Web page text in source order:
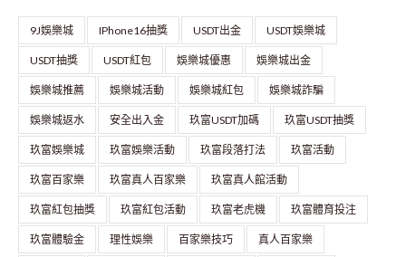
9J娛樂城 IPhone16抽獎 USDT出金 USDT娛樂城
USDT抽獎 USDT紅包 娛樂城優惠 娛樂城出金
娛樂城推薦 娛樂城活動 娛樂城紅包 娛樂城詐騙
娛樂城返水 安全出入金 玖富USDT加碼 玖富USDT抽獎
玖富娛樂城 玖富娛樂活動 玖富段落打法 玖富活動
玖富百家樂 玖富真人百家樂 玖富真人館活動
玖富紅包抽獎 玖富紅包活動 玖富老虎機 玖富體育投注
玖富體驗金 理性娛樂 百家樂技巧 真人百家樂